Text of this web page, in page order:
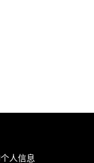
人信息